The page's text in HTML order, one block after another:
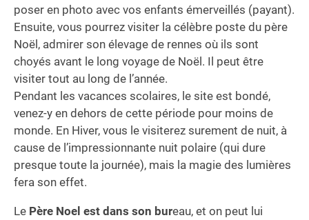
poser en photo avec vos enfants émerveillés (payant).
Ensuite, vous pourrez visiter la célèbre poste du père
Noël, admirer son élevage de rennes où ils sont
choyés avant le long voyage de Noël. Il peut être
visiter tout au long de l’année.
Pendant les vacances scolaires, le site est bondé,
venez-y en dehors de cette période pour moins de
monde. En Hiver, vous le visiterez surement de nuit, à
cause de l’impressionnante nuit polaire (qui dure
presque toute la journée), mais la magie des lumières
fera son effet.
Le Père Noel est dans son bureau, et on peut lui